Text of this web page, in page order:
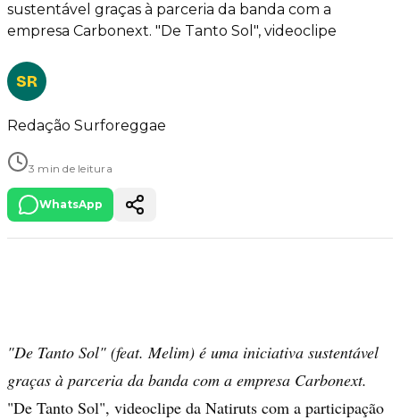
sustentável graças à parceria da banda com a
empresa Carbonext. "De Tanto Sol", videoclipe
SR
Redação Surforeggae
3 min de leitura
WhatsApp
"De Tanto Sol" (feat. Melim) é uma iniciativa sustentável
graças à parceria da banda com a empresa Carbonext.
"De Tanto Sol", videoclipe da Natiruts com a participação